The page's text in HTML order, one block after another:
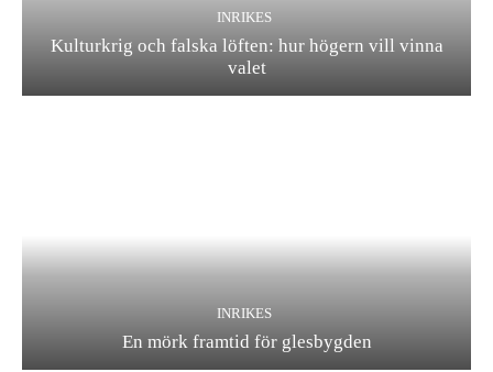
INRIKES
Kulturkrig och falska löften: hur högern vill vinna
valet
INRIKES
En mörk framtid för glesbygden